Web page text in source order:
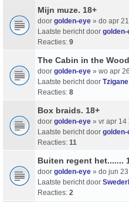
Mijn muze. 18+
door golden-eye » do apr
Laatste bericht door golden-
Reacties: 9
The Cabin in the
door golden-eye » wo apr
Laatste bericht door Tzigane
Reacties: 8
Box braids. 18+
door golden-eye » vr apr 14
Laatste bericht door golden-
Reacties: 11
Buiten regent het.......
door golden-eye » do jun
Laatste bericht door
Reacties: 2